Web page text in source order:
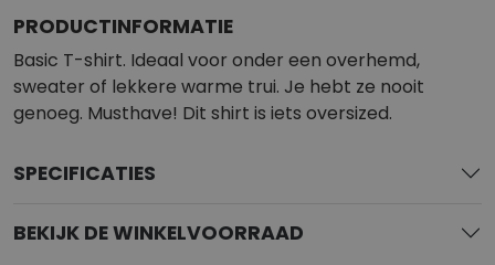
PRODUCTINFORMATIE
Basic T-shirt. Ideaal voor onder een overhemd,
sweater of lekkere warme trui. Je hebt ze nooit
genoeg. Musthave! Dit shirt is iets oversized.
SPECIFICATIES
BEKIJK DE WINKELVOORRAAD